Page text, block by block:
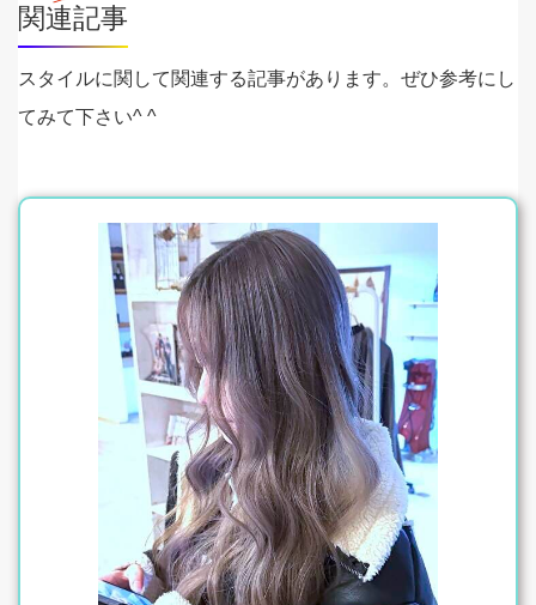
関連記事
スタイルに関して関連する記事があります。ぜひ参考にし
てみて下さい^ ^